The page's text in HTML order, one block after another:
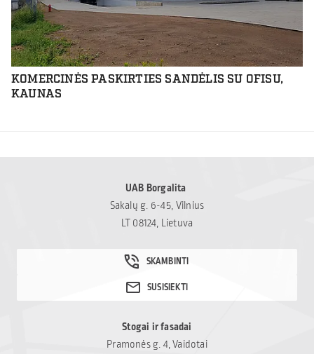
KOMERCINĖS PASKIRTIES SANDĖLIS SU OFISU,
KAUNAS
UAB Borgalita
Sakalų g. 6-45, Vilnius
LT 08124, Lietuva
Stogai ir fasadai
Pramonės g. 4, Vaidotai